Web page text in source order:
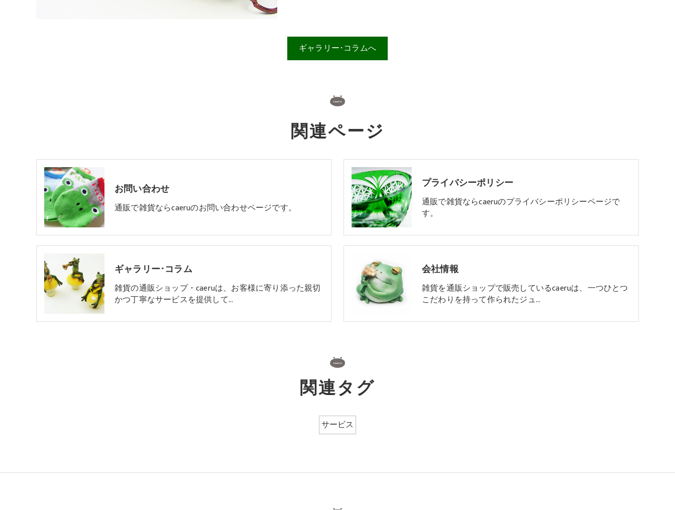
ギャラリー･コラムへ
関連ページ
お問い合わせ
通販で雑貨ならcaeruのお問い合わせページです。
プライバシーポリシー
通販で雑貨ならcaeruのプライバシーポリシーページで
す。
ギャラリー･コラム
雑貨の通販ショップ・caeruは、お客様に寄り添った親切
かつ丁寧なサービスを提供して…
会社情報
雑貨を通販ショップで販売しているcaeruは、一つひとつ
こだわりを持って作られたジュ…
関連タグ
サービス